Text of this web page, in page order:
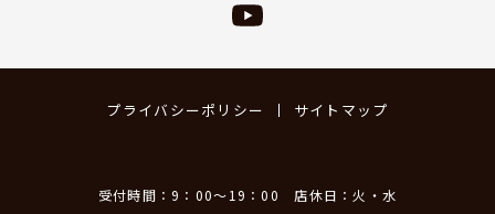
プライバシーポリシー サイトマップ
受付時間：9：00～19：00 店休日：火・水